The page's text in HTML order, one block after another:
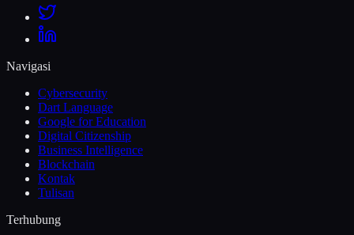
Navigasi
Cybersecurity
Dart Language
Google for Education
Digital Citizenship
Business Intelligence
Blockchain
Kontak
Tulisan
Terhubung